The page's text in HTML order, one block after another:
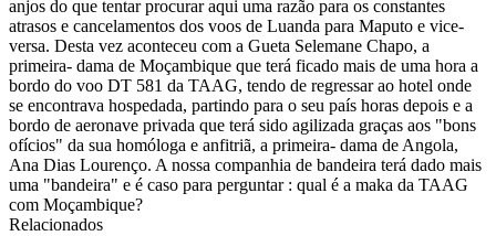
anjos do que tentar procurar aqui uma razão para os constantes
atrasos e cancelamentos dos voos de Luanda para Maputo e vice-
versa. Desta vez aconteceu com a Gueta Selemane Chapo, a
primeira- dama de Moçambique que terá ficado mais de uma hora a
bordo do voo DT 581 da TAAG, tendo de regressar ao hotel onde
se encontrava hospedada, partindo para o seu país horas depois e a
bordo de aeronave privada que terá sido agilizada graças aos "bons
ofícios" da sua homóloga e anfitriã, a primeira- dama de Angola,
Ana Dias Lourenço. A nossa companhia de bandeira terá dado mais
uma "bandeira" e é caso para perguntar : qual é a maka da TAAG
com Moçambique?
Relacionados